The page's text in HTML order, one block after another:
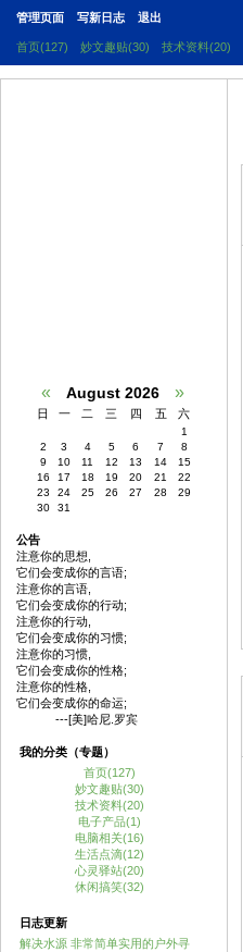
管理页面 写新日志 退出
首页(127) 妙文趣贴(30) 技术资料(20)
« August 2026 »
日 一 二 三 四 五 六
1
2
3 4 5 6 7
8
9
10 11 12 13 14
15
16
17 18 19 20 21
22
23
24 25 26 27 28
29
30
31
公告
注意你的思想,
它们会变成你的言语;
注意你的言语,
它们会变成你的行动;
注意你的行动,
它们会变成你的习惯;
注意你的习惯,
它们会变成你的性格;
注意你的性格,
它们会变成你的命运;
---[美]哈尼.罗宾
我的分类（专题）
首页(127)
妙文趣贴(30)
技术资料(20)
电子产品(1)
电脑相关(16)
生活点滴(12)
心灵驿站(20)
休闲搞笑(32)
日志更新
解决水源 非常简单实用的户外寻